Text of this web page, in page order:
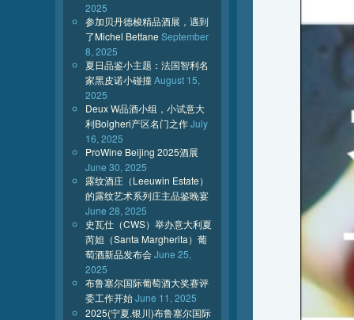
2025
参加贝丹德梭精品酒展，遇到
了Michel Bettane September
8, 2025
夏日品鉴小主题：法国智利名
家黑皮诺小碰撞August 15,
2025
Deux W品酒小组，小试意大
利Bolgheri产区名门之作July
16, 2025
ProWine Beijing 2025酒展
June 30, 2025
露纹酒庄（Leeuwin Estate）
的露纹艺术系列庄主品鉴晚宴
June 28, 2025
史瓦仕（CWS）举办意大利夏
芮妲（Santa Margherita）葡
萄酒新品发布会June 25,
2025
布鲁塞尔国际葡萄酒大奖赛评
委工作开始June 11, 2025
2025(宁夏.银川)布鲁塞尔国际